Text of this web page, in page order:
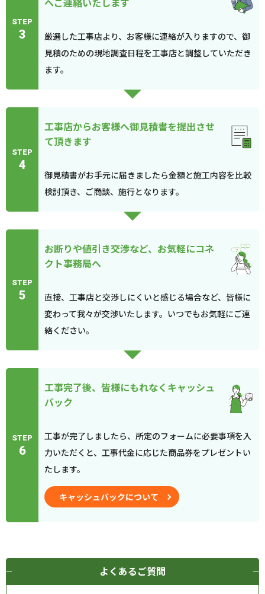
STEP
3
厳選した工事店より、お客様に連絡が入りますので、御
見積のための現地調査日程を工事店と調整していただき
ます。
STEP
4
工事店からお客様へ御見積書を提出させ
て頂きます
御見積書がお手元に届きましたら金額と施工内容を比較
検討頂き、ご商談、施行となります。
STEP
5
お断りや値引き交渉など、お気軽にコネ
クト事務局へ
直接、工事店と交渉しにくいと感じる場合など、皆様に
変わって我々が交渉いたします。いつでもお気軽にご連
絡ください。
STEP
6
工事完了後、皆様にもれなくキャッシュ
バック
工事が完了しましたら、所定のフォームに必要事項を入
力いただくと、工事代金に応じた商品券をプレゼントい
たします。
キャッシュバックについて
よくあるご質問